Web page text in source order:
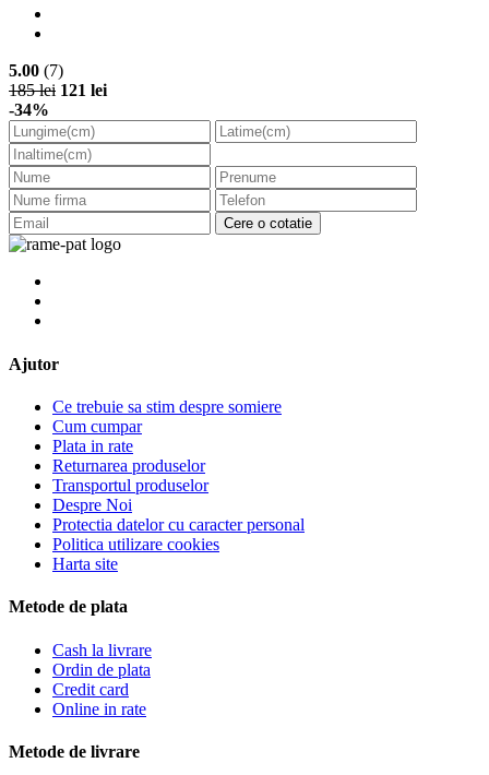
5.00 (7)
185 lei 121 lei
-34%
Cere o cotatie
Ajutor
Ce trebuie sa stim despre somiere
Cum cumpar
Plata in rate
Returnarea produselor
Transportul produselor
Despre Noi
Protectia datelor cu caracter personal
Politica utilizare cookies
Harta site
Metode de plata
Cash la livrare
Ordin de plata
Credit card
Online in rate
Metode de livrare